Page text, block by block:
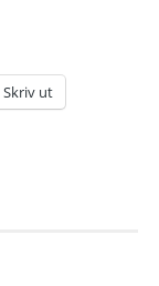
Skriv ut